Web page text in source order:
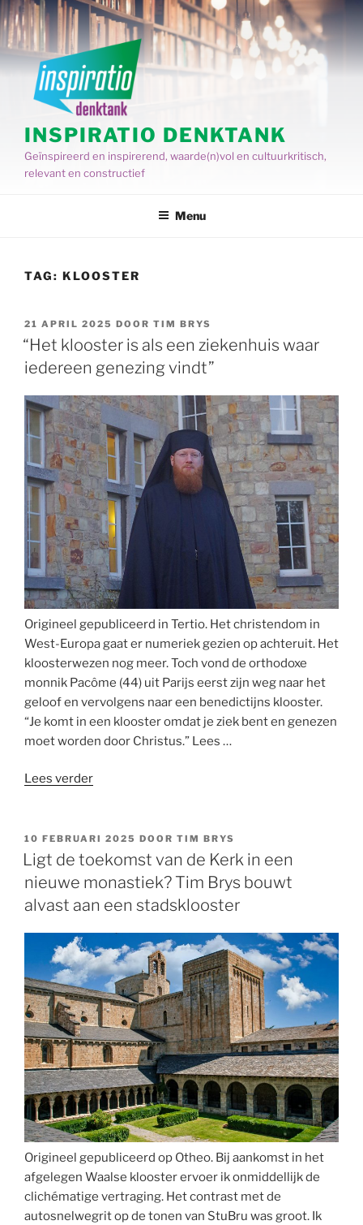
Spring
naar
de
inhoud
INSPIRATIO DENKTANK
Geïnspireerd en inspirerend, waarde(n)vol en cultuurkritisch,
relevant en constructief
Menu
TAG: KLOOSTER
GEPLAATST
OP
21 APRIL 2025 DOOR TIM BRYS
“Het klooster is als een ziekenhuis waar
iedereen genezing vindt”
Origineel gepubliceerd in Tertio. Het christendom in
West-Europa gaat er numeriek gezien op achteruit. Het
kloosterwezen nog meer. Toch vond de orthodoxe
monnik Pacôme (44) uit Parijs eerst zijn weg naar het
geloof en vervolgens naar een benedictijns klooster.
“Je komt in een klooster omdat je ziek bent en genezen
moet worden door Christus.” Lees …
Lees verder““Het
als
een
ziekenhuis
iedereen
genezing
vindt” “
GEPLAATST
OP
10 FEBRUARI 2025 DOOR TIM BRYS
Ligt de toekomst van de Kerk in een
nieuwe monastiek? Tim Brys bouwt
alvast aan een stadsklooster
Origineel gepubliceerd op Otheo. Bij aankomst in het
afgelegen Waalse klooster ervoer ik onmiddellijk de
clichématige vertraging. Het contrast met de
autosnelwegrit op de tonen van StuBru was groot. Ik